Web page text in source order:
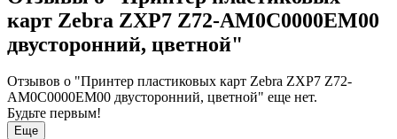
карт Zebra ZXP7 Z72-AM0C0000EM00
двусторонний, цветной"
Отзывов о "Принтер пластиковых карт Zebra ZXP7 Z72-
AM0C0000EM00 двусторонний, цветной" еще нет.
Будьте первым!
Еще